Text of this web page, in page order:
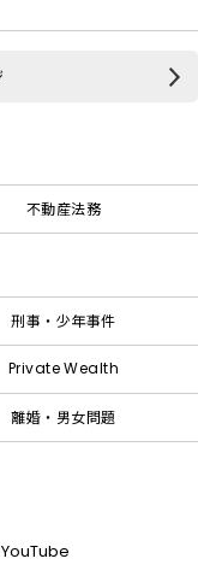
不動産法務
刑事・少年事件
Private Wealth
離婚・男女問題
YouTube